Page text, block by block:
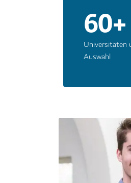
60+
Universitäten
Auswahl